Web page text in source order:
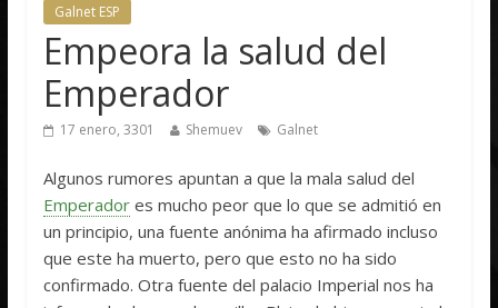
Galnet ESP
Empeora la salud del
Emperador
17 enero, 3301 Shemuev Galnet
Algunos rumores apuntan a que la mala salud del
Emperador es mucho peor que lo que se admitió en
un principio, una fuente anónima ha afirmado incluso
que este ha muerto, pero que esto no ha sido
confirmado. Otra fuente del palacio Imperial nos ha